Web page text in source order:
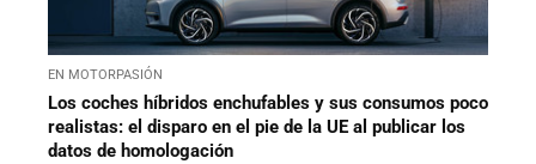
EN MOTORPASIÓN
Los coches híbridos enchufables y sus consumos poco
realistas: el disparo en el pie de la UE al publicar los
datos de homologación